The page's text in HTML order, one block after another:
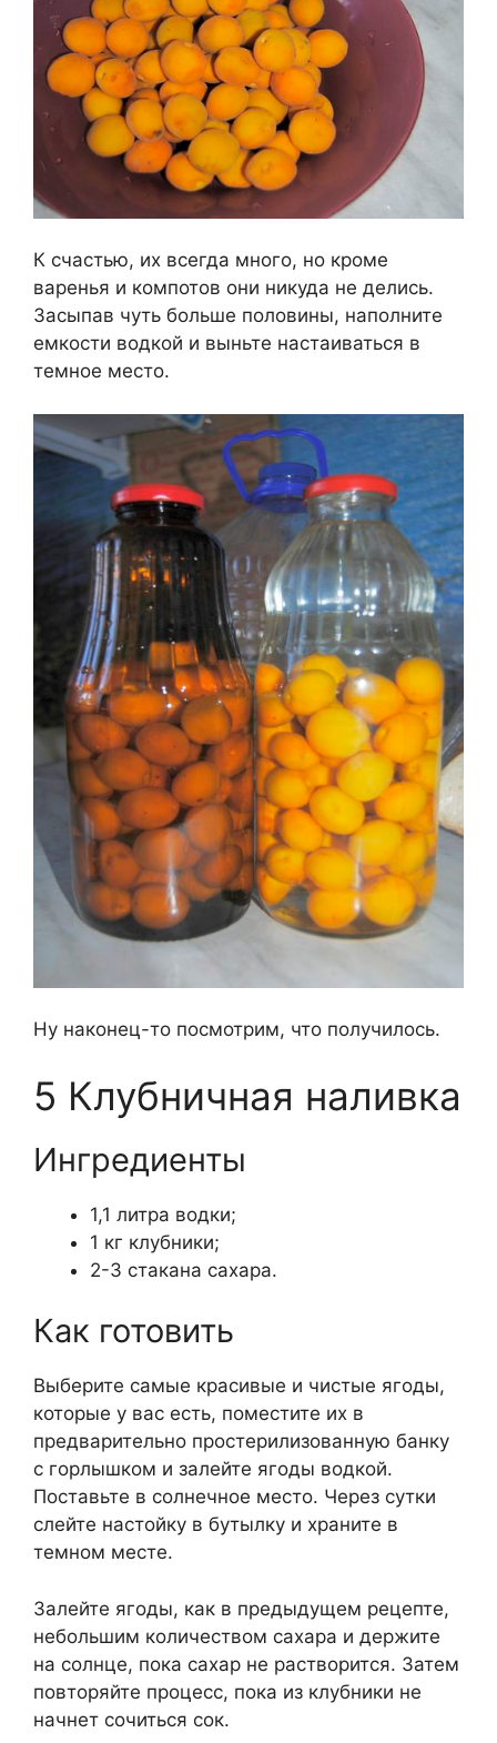
К счастью, их всегда много, но кроме
варенья и компотов они никуда не делись.
Засыпав чуть больше половины, наполните
емкости водкой и выньте настаиваться в
темное место.
Ну наконец-то посмотрим, что получилось.
5 Клубничная наливка
Ингредиенты
1,1 литра водки;
1 кг клубники;
2-3 стакана сахара.
Как готовить
Выберите самые красивые и чистые ягоды,
которые у вас есть, поместите их в
предварительно простерилизованную банку
с горлышком и залейте ягоды водкой.
Поставьте в солнечное место. Через сутки
слейте настойку в бутылку и храните в
темном месте.
Залейте ягоды, как в предыдущем рецепте,
небольшим количеством сахара и держите
на солнце, пока сахар не растворится. Затем
повторяйте процесс, пока из клубники не
начнет сочиться сок.